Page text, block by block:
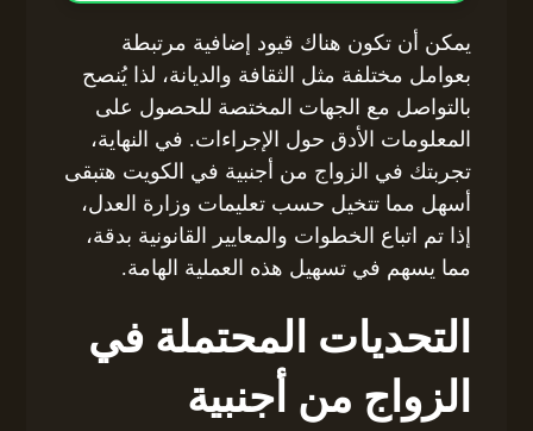
يمكن أن تكون هناك قيود إضافية مرتبطة
بعوامل مختلفة مثل الثقافة والديانة، لذا يُنصح
بالتواصل مع الجهات المختصة للحصول على
المعلومات الأدق حول الإجراءات. في النهاية،
تجربتك في الزواج من أجنبية في الكويت هتبقى
أسهل مما تتخيل حسب تعليمات وزارة العدل،
إذا تم اتباع الخطوات والمعايير القانونية بدقة،
مما يسهم في تسهيل هذه العملية الهامة.
التحديات المحتملة في
الزواج من أجنبية